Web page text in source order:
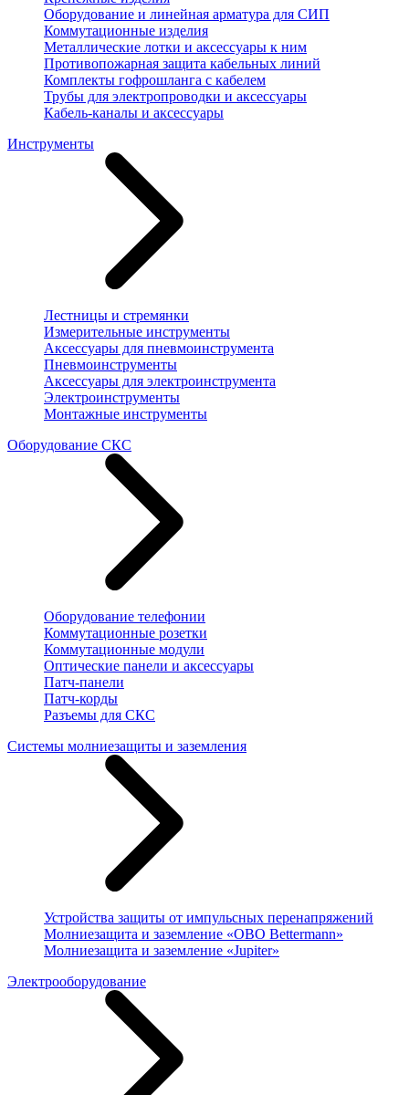
Оборудование и линейная арматура для СИП
Коммутационные изделия
Металлические лотки и аксессуары к ним
Противопожарная защита кабельных линий
Комплекты гофрошланга с кабелем
Трубы для электропроводки и аксессуары
Кабель-каналы и аксессуары
Инструменты
Лестницы и стремянки
Измерительные инструменты
Аксессуары для пневмоинструмента
Пневмоинструменты
Аксессуары для электроинструмента
Электроинструменты
Монтажные инструменты
Оборудование СКС
Оборудование телефонии
Коммутационные розетки
Коммутационные модули
Оптические панели и аксессуары
Патч-панели
Патч-корды
Разъемы для СКС
Системы молниезащиты и заземления
Устройства защиты от импульсных перенапряжений
Молниезащита и заземление «OBO Bettermann»
Молниезащита и заземление «Jupiter»
Электрооборудование